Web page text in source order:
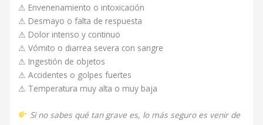
⚠ Envenenamiento o intoxicación
⚠ Desmayo o falta de respuesta
⚠ Dolor intenso y continuo
⚠ Vómito o diarrea severa con sangre
⚠ Ingestión de objetos
⚠ Accidentes o golpes fuertes
⚠ Temperatura muy alta o muy baja
Si no sabes qué tan grave es, lo más seguro es venir de